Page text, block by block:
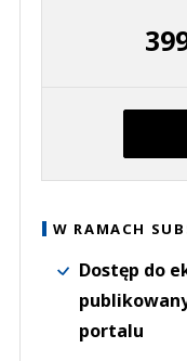
W RAMACH
Dostęp do
portalu